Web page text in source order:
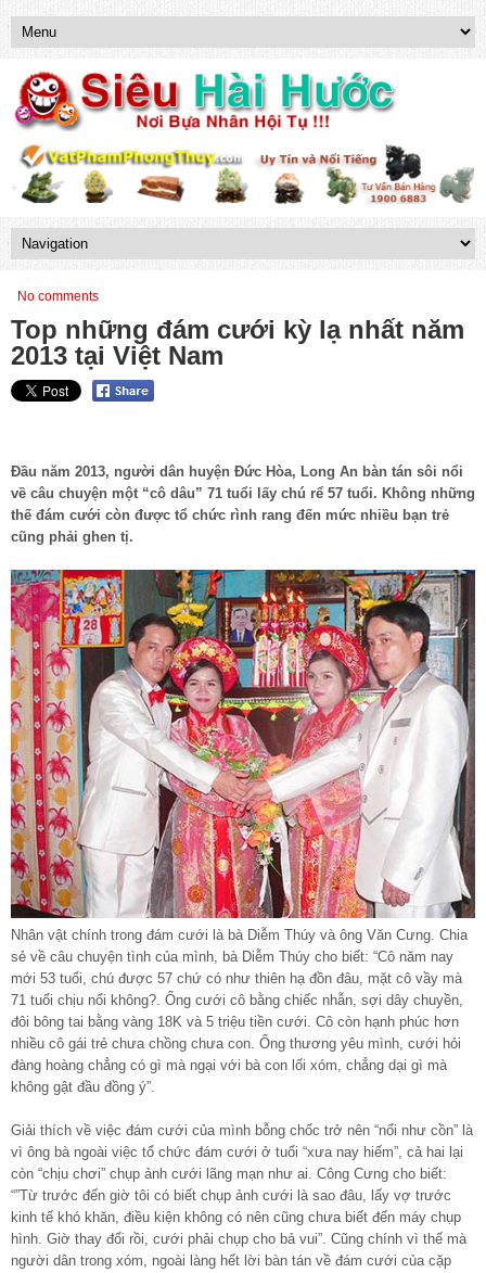
No comments
Top những đám cưới kỳ lạ nhất năm
2013 tại Việt Nam
Đầu năm 2013, người dân huyện Đức Hòa, Long An bàn tán sôi nổi
về câu chuyện một “cô dâu” 71 tuổi lấy chú rể 57 tuổi. Không những
thế đám cưới còn được tổ chức rình rang đến mức nhiều bạn trẻ
cũng phải ghen tị.
Nhân vật chính trong đám cưới là bà Diễm Thúy và ông Văn Cưng. Chia
sẻ về câu chuyện tình của mình, bà Diễm Thúy cho biết: “Cô năm nay
mới 53 tuổi, chú được 57 chứ có như thiên hạ đồn đâu, mặt cô vầy mà
71 tuổi chịu nổi không?. Ổng cưới cô bằng chiếc nhẫn, sợi dây chuyền,
đôi bông tai bằng vàng 18K và 5 triệu tiền cưới. Cô còn hạnh phúc hơn
nhiều cô gái trẻ chưa chồng chưa con. Ổng thương yêu mình, cưới hỏi
đàng hoàng chẳng có gì mà ngại với bà con lối xóm, chẳng dại gì mà
không gật đầu đồng ý”.
Giải thích về việc đám cưới của mình bỗng chốc trở nên “nổi như cồn” là
vì ông bà ngoài việc tổ chức đám cưới ở tuổi “xưa nay hiếm”, cả hai lại
còn “chịu chơi” chụp ảnh cưới lãng mạn như ai. Công Cưng cho biết:
“”Từ trước đến giờ tôi có biết chụp ảnh cưới là sao đâu, lấy vợ trước
kinh tế khó khăn, điều kiện không có nên cũng chưa biết đến máy chụp
hình. Giờ thay đổi rồi, cưới phải chụp cho bả vui”. Cũng chính vì thế mà
người dân trong xóm, ngoài làng hết lời bàn tán về đám cưới của cặp